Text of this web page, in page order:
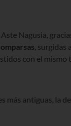
Nagusia,
,
con el mismo
más antiguas, la